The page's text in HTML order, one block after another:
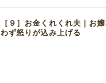
［９］お金くれくれ夫｜お
わず怒りが込み上げる